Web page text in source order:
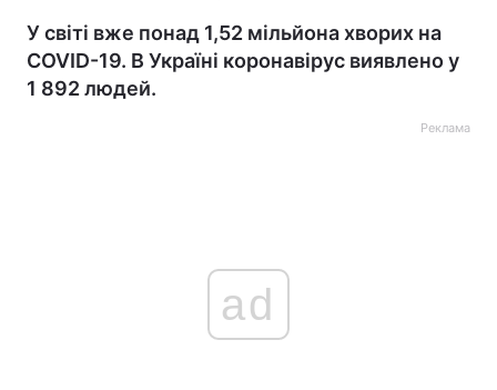
У світі вже понад 1,52 мільйона хворих на
COVID-19. В Україні коронавірус виявлено у
1 892 людей.
Реклама
ad